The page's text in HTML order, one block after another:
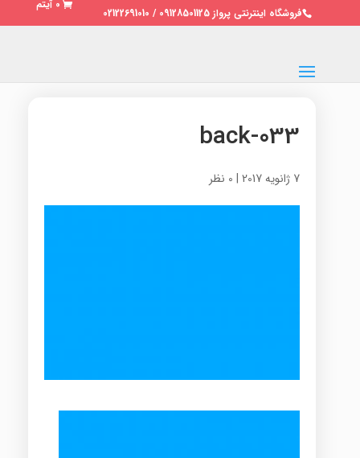
فروشگاه اینترنتی پرواز 09128501125 / 02122691010
0 آیتم
back-033
7 ژانویه 2017 | 0 نظر